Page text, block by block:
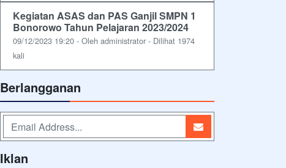
Kegiatan ASAS dan PAS Ganjil SMPN 1
Bonorowo Tahun Pelajaran 2023/2024
09/12/2023 19:20 - Oleh administrator - Dilihat 1974
kali
Berlangganan
Iklan